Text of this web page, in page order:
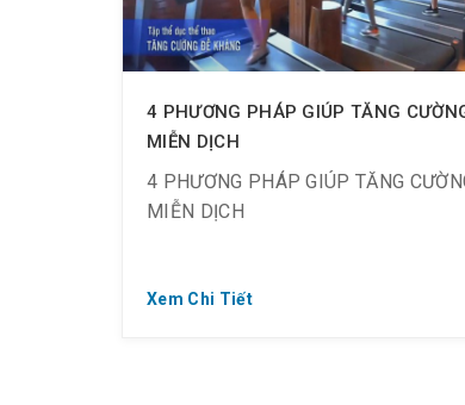
4 PHƯƠNG PHÁP GIÚP TĂNG
MIỄN DỊCH
4 PHƯƠNG PHÁP GIÚP TĂNG
MIỄN DỊCH
Xem Chi Tiết